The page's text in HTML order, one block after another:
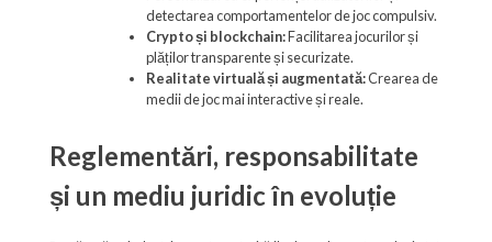
detectarea comportamentelor de joc compulsiv.
Crypto și blockchain:Facilitarea jocurilor și
plăților transparente și securizate.
Realitate virtuală și augmentată:Crearea de
medii de joc mai interactive și reale.
Reglementări, responsabilitate
și un mediu juridic în evoluție